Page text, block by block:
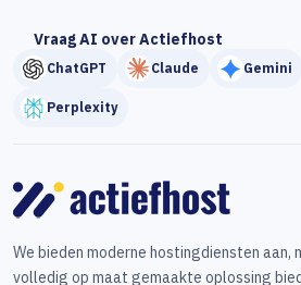
Vraag AI over Actiefhost
ChatGPT Claude Gemini
Perplexity
We bieden moderne hostingdiensten aan,
volledig op maat gemaakte oplossing